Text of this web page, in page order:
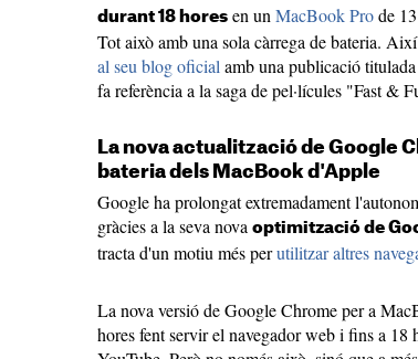
durant 18 hores en un MacBook Prode
Tot això amb una sola càrrega de bateria.
al seu blog oficial amb una publicació
fa referència a la saga de pel·lícules "Fast &
La nova actualització de Google
bateria dels MacBook d'Apple
Google ha prolongat extremadament
gràcies a la seva nova optimització de
tracta d'un motiu més perutilitzar altres
La nova versió de Google Chrome per a
hores fent servir el navegador web i fins a 18